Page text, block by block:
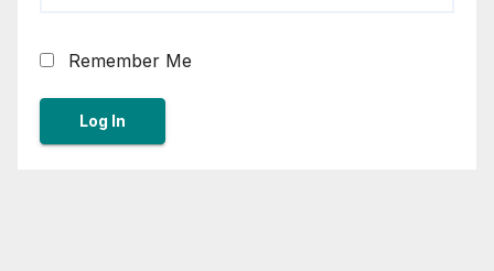
Remember Me